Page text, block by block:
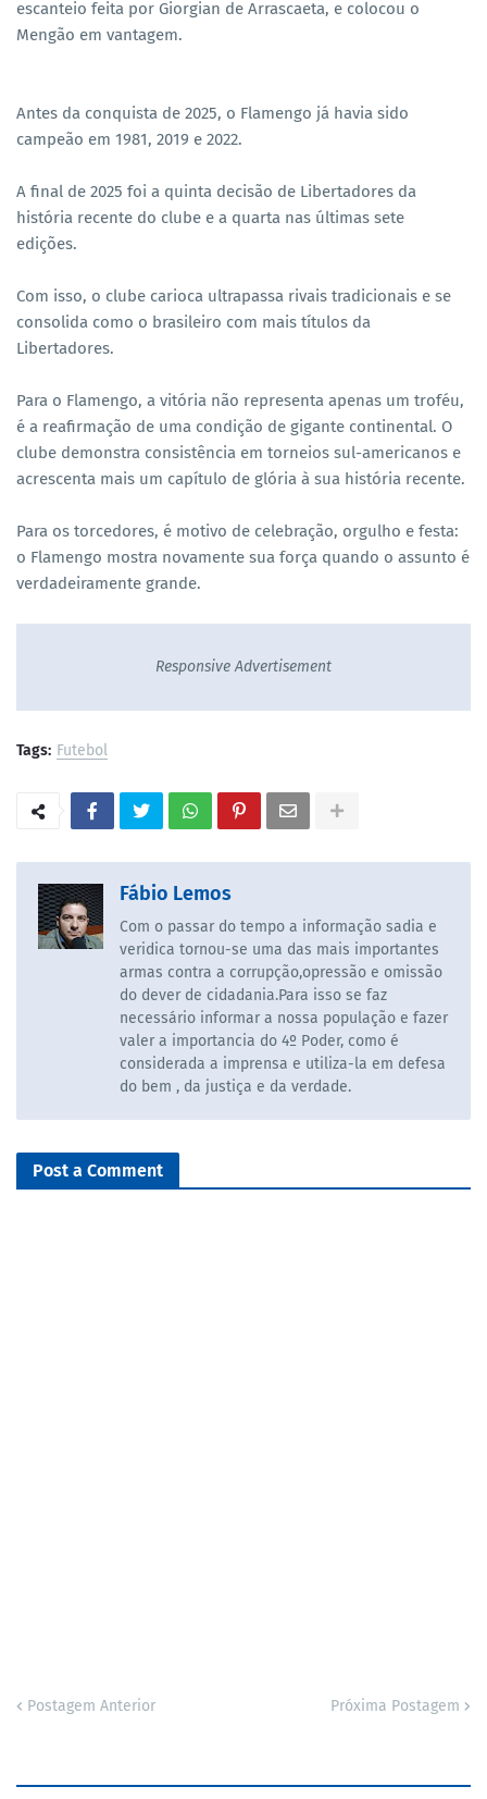
escanteio feita por Giorgian de Arrascaeta, e colocou o
Mengão em vantagem.
Antes da conquista de 2025, o Flamengo já havia sido
campeão em 1981, 2019 e 2022.
A final de 2025 foi a quinta decisão de Libertadores da
história recente do clube e a quarta nas últimas sete
edições.
Com isso, o clube carioca ultrapassa rivais tradicionais e se
consolida como o brasileiro com mais títulos da
Libertadores.
Para o Flamengo, a vitória não representa apenas um troféu,
é a reafirmação de uma condição de gigante continental. O
clube demonstra consistência em torneios sul-americanos e
acrescenta mais um capítulo de glória à sua história recente.
Para os torcedores, é motivo de celebração, orgulho e festa:
o Flamengo mostra novamente sua força quando o assunto é
verdadeiramente grande.
Responsive Advertisement
Tags: Futebol
Fábio Lemos
Com o passar do tempo a informação sadia e
veridica tornou-se uma das mais importantes
armas contra a corrupção,opressão e omissão
do dever de cidadania.Para isso se faz
necessário informar a nossa população e fazer
valer a importancia do 4º Poder, como é
considerada a imprensa e utiliza-la em defesa
do bem , da justiça e da verdade.
Post a Comment
Postagem Anterior Próxima Postagem